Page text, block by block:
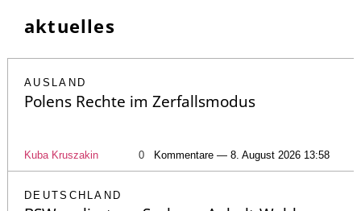
aktuelles
AUSLAND
Polens Rechte im Zerfallsmodus
Kuba Kruszakin 0 Kommentare — 8. August 2026 13:58
DEUTSCHLAND